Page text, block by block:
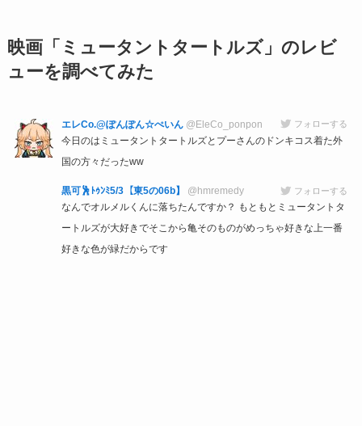
映画「ミュータントタートルズ」のレビ
ューを調べてみた
エレCo.@ぽんぽん☆ぺいん @EleCo_ponpon フォローする
今日のはミュータントタートルズとプーさんのドンキコス着た外
国の方々だったww
黒可🕺ﾄｩﾝﾐ5/3【東5の06b】 @hmremedy フォローする
なんでオルメルくんに落ちたんですか？ もともとミュータントタ
ートルズが大好きでそこから亀そのものがめっちゃ好きな上一番
好きな色が緑だからです